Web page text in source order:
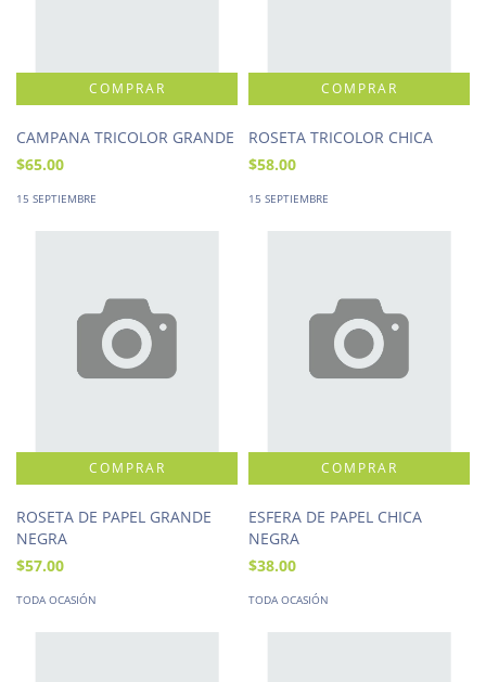
CAMPANA TRICOLOR GRANDE
$65.00
15 SEPTIEMBRE
ROSETA TRICOLOR CHICA
$58.00
15 SEPTIEMBRE
ROSETA DE PAPEL GRANDE
NEGRA
$57.00
TODA OCASIÓN
ESFERA DE PAPEL CHICA
NEGRA
$38.00
TODA OCASIÓN